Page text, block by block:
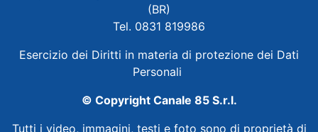
(BR)
Tel. 0831 819986
Esercizio dei Diritti in materia di protezione dei Dati
Personali
© Copyright Canale 85 S.r.l.
Tutti i video, immagini, testi e foto sono di proprietà di